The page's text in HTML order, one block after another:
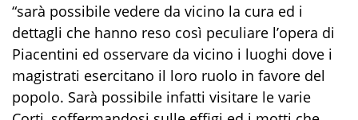
“sarà possibile vedere da vicino la cura ed i
dettagli che hanno reso così peculiare l’opera di
Piacentini ed osservare da vicino i luoghi dove i
magistrati esercitano il loro ruolo in favore del
popolo. Sarà possibile infatti visitare le varie